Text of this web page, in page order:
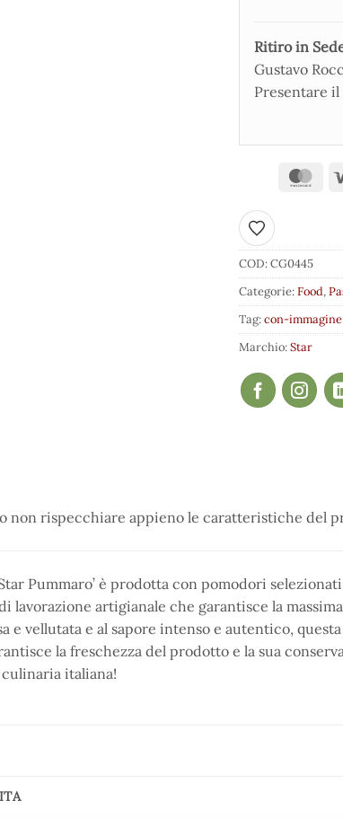
Ritiro in
Gustavo
Presentare
Aggiungi ai
COD:CG0445
Categorie:Food,
Tag:con-immagine
Marchio:Star
non rispecchiare appieno le caratteristiche del
Pummaro’ è prodotta con pomodori
lavorazione artigianale che garantisce la
e vellutata e al sapore intenso e autentico,
la freschezza del prodotto e la sua
italiana!